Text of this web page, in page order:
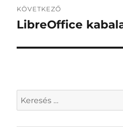
KÖVETKEZŐ
Következő
LibreOffice
Keresés
a